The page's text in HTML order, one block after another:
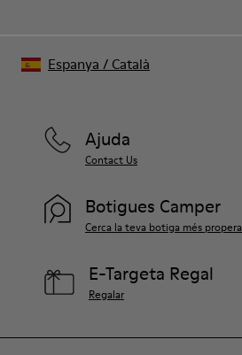
Ajuda
Contact Us
Botigues Camper
Cerca la teva botiga més propera
E-Targeta Regal
Regalar
Espanya / Català